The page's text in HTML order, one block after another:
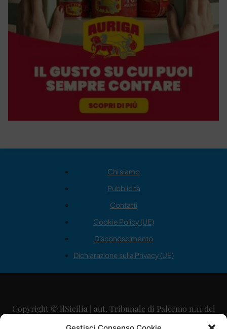
Chi siamo
Pubblicità
Contatti
Cookie Policy (UE)
Disconoscimento
Dichiarazione sulla Privacy (UE)
Copyright © ilSicilia | aut. Tribunale di Palermo n.11 del
29/09/2015